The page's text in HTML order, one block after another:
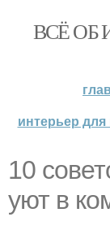
ВСЁ ОБ
интерьер
10
уют в